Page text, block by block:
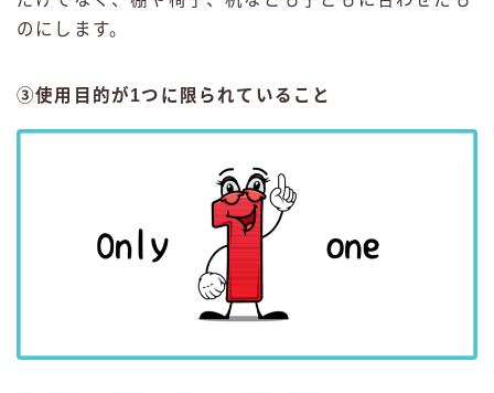
のにします。
③使用目的が1つに限られていること